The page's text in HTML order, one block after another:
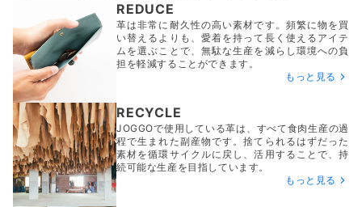
REDUCE
革は非常に耐久性の高い素材です。頻繁に物を買
い替えるよりも、愛着を持って長く使えるアイテ
ムを選ぶことで、無駄な生産を減らし環境への負
担を軽減することができます。
もっと見る
RECYCLE
JOGGOで使用している革は、すべて食肉生産の過
程で生まれた副産物です。捨てられるはずだった
素材を循環サイクルに戻し、活用することで、持
続可能な生産を目指しています。
もっと見る